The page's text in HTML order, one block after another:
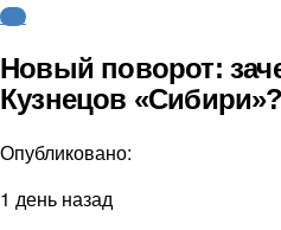
КХЛ
Новый поворот:
Кузнецов «Сибири»?
Опубликовано:
1 день назад